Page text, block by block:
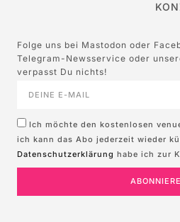
Folge uns bei Mastodon oder
Telegram-Newsservice oder
verpasst Du nichts!
Ich möchte den kostenlosen
ich kann das Abo jederzeit wieder
Datenschutzerklärung habe ich zur